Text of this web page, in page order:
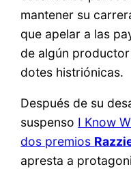
mantener su
que apelar a las
de algún
dotes histriónicas.
Después de su
suspenso I Know
dos premios
apresta a